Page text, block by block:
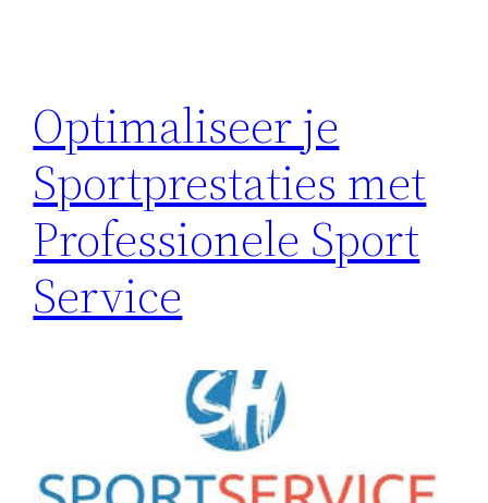
Optimaliseer je
Sportprestaties met
Professionele Sport
Service